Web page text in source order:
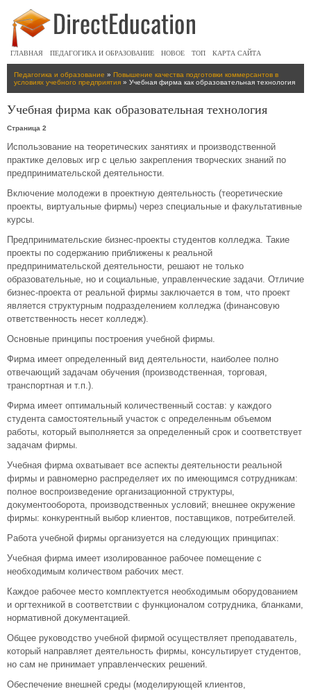
ГЛАВНАЯ ПЕДАГОГИКА И ОБРАЗОВАНИЕ НОВОЕ ТОП КАРТА САЙТА
Педагогика и образование » Повышение качества подготовки коммерсантов в
условиях учебного предприятия » Учебная фирма как образовательная технология
Учебная фирма как образовательная технология
Страница 2
Использование на теоретических занятиях и производственной
практике деловых игр с целью закрепления творческих знаний по
предпринимательской деятельности.
Включение молодежи в проектную деятельность (теоретические
проекты, виртуальные фирмы) через специальные и факультативные
курсы.
Предпринимательские бизнес-проекты студентов колледжа. Такие
проекты по содержанию приближены к реальной
предпринимательской деятельности, решают не только
образовательные, но и социальные, управленческие задачи. Отличие
бизнес-проекта от реальной фирмы заключается в том, что проект
является структурным подразделением колледжа (финансовую
ответственность несет колледж).
Основные принципы построения учебной фирмы.
Фирма имеет определенный вид деятельности, наиболее полно
отвечающий задачам обучения (производственная, торговая,
транспортная и т.п.).
Фирма имеет оптимальный количественный состав: у каждого
студента самостоятельный участок с определенным объемом
работы, который выполняется за определенный срок и соответствует
задачам фирмы.
Учебная фирма охватывает все аспекты деятельности реальной
фирмы и равномерно распределяет их по имеющимся сотрудникам:
полное воспроизведение организационной структуры,
документооборота, производственных условий; внешнее окружение
фирмы: конкурентный выбор клиентов, поставщиков, потребителей.
Работа учебной фирмы организуется на следующих принципах:
Учебная фирма имеет изолированное рабочее помещение с
необходимым количеством рабочих мест.
Каждое рабочее место комплектуется необходимым оборудованием
и оргтехникой в соответствии с функционалом сотрудника, бланками,
нормативной документацией.
Общее руководство учебной фирмой осуществляет преподаватель,
который направляет деятельность фирмы, консультирует студентов,
но сам не принимает управленческих решений.
Обеспечение внешней среды (моделирующей клиентов,